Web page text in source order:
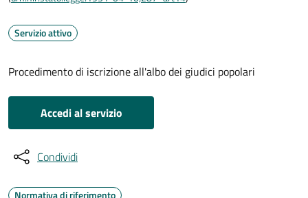
Servizio attivo
Procedimento di iscrizione all'albo dei giudici popolari
Accedi al servizio
Condividi
Normativa di riferimento